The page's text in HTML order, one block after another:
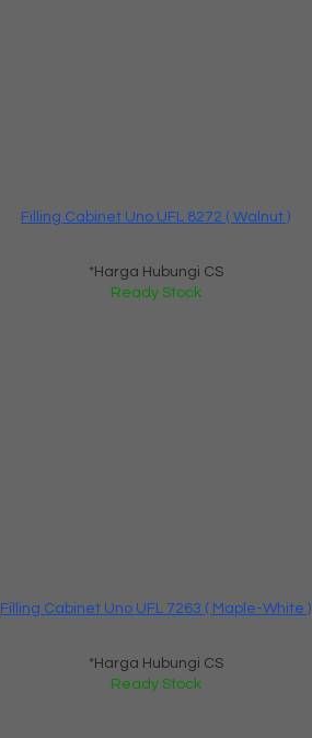
Filling Cabinet Uno UFL 8272 ( Walnut )
*Harga Hubungi CS
Ready Stock
Filling Cabinet Uno UFL 7263 ( Maple-White )
*Harga Hubungi CS
Ready Stock